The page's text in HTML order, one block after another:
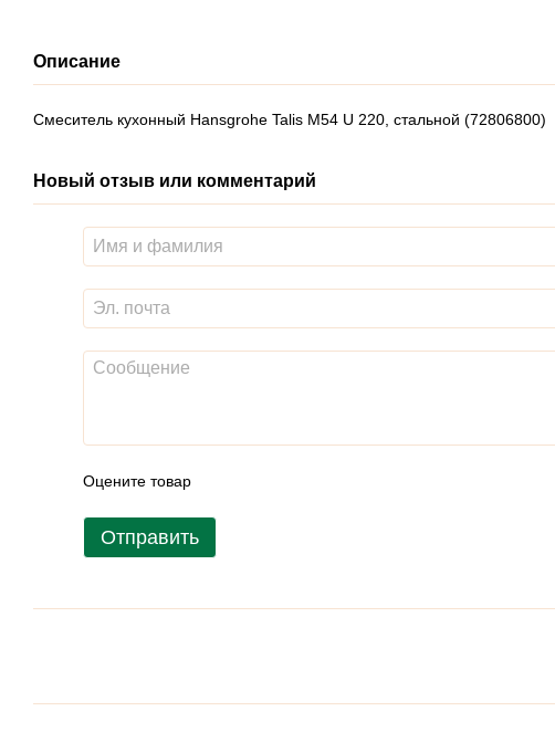
Описание
Смеситель кухонный Hansgrohe Talis M54 U 220, стальной (72806800)
Новый отзыв или комментарий
Оцените товар
Отправить